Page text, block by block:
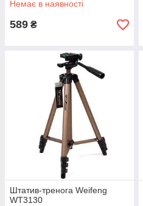
Немає в наявності
589 ₴
Штатив-тренога Weifeng
WT3130